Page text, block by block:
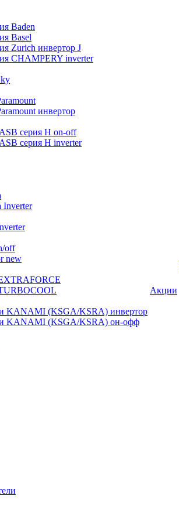
Baden
Basel
Zurich инвертор J
CHAMPERY inverter
инвертор
серия Н on-off
серия Н inverter
Inverter
off
new
KANAMI (KSGA/KSRA) инвертор
KANAMI (KSGA/KSRA) он-офф
Акции